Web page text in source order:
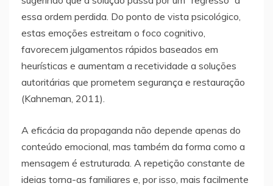
essa ordem perdida. Do ponto de vista psicológico,
estas emoções estreitam o foco cognitivo,
favorecem julgamentos rápidos baseados em
heurísticas e aumentam a recetividade a soluções
autoritárias que prometem segurança e restauração
(Kahneman, 2011).
A eficácia da propaganda não depende apenas do
conteúdo emocional, mas também da forma como a
mensagem é estruturada. A repetição constante de
ideias torna-as familiares e, por isso, mais facilmente